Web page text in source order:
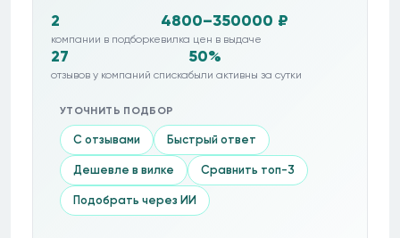
2
компании в подборке
4800–350000 ₽
вилка цен в выдаче
27
отзывов у компаний списка
50%
были активны за сутки
УТОЧНИТЬ ПОДБОР
С отзывами Быстрый ответ
Дешевле в вилке Сравнить топ-3
Подобрать через ИИ